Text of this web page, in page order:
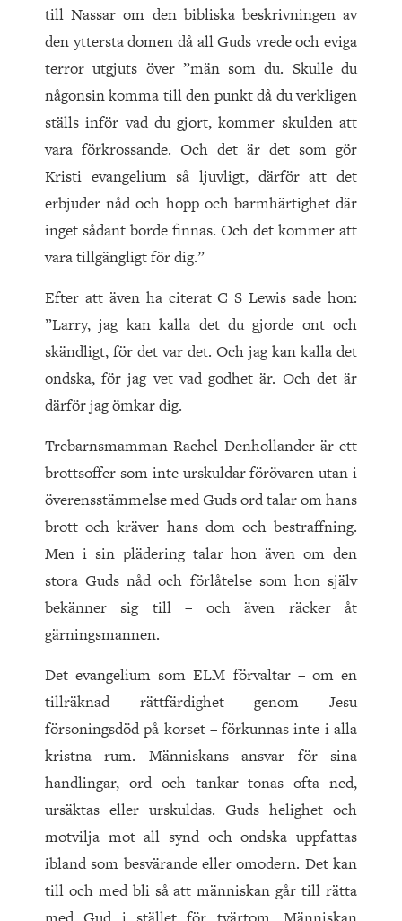
till Nassar om den bibliska beskrivningen av
den yttersta domen då all Guds vrede och eviga
terror utgjuts över ”män som du. Skulle du
någonsin komma till den punkt då du verkligen
ställs inför vad du gjort, kommer skulden att
vara förkrossande. Och det är det som gör
Kristi evangelium så ljuvligt, därför att det
erbjuder nåd och hopp och barmhärtighet där
inget sådant borde finnas. Och det kommer att
vara tillgängligt för dig.”
Efter att även ha citerat C S Lewis sade hon:
”Larry, jag kan kalla det du gjorde ont och
skändligt, för det var det. Och jag kan kalla det
ondska, för jag vet vad godhet är. Och det är
därför jag ömkar dig.
Trebarnsmamman Rachel Denhollander är ett
brottsoffer som inte urskuldar förövaren utan i
överensstämmelse med Guds ord talar om hans
brott och kräver hans dom och bestraffning.
Men i sin plädering talar hon även om den
stora Guds nåd och förlåtelse som hon själv
bekänner sig till – och även räcker åt
gärningsmannen.
Det evangelium som ELM förvaltar – om en
tillräknad rättfärdighet genom Jesu
försoningsdöd på korset – förkunnas inte i alla
kristna rum. Människans ansvar för sina
handlingar, ord och tankar tonas ofta ned,
ursäktas eller urskuldas. Guds helighet och
motvilja mot all synd och ondska uppfattas
ibland som besvärande eller omodern. Det kan
till och med bli så att människan går till rätta